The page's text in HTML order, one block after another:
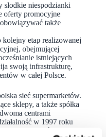
niespodzianki
oferty promocyjne
także
kolejny etap realizowanej
obejmującej
istniejących
swoją infrastrukturę,
w całej Polsce.
sieć supermarketów.
sklepy, a także spółka
centrami
w 1997 roku
placówek